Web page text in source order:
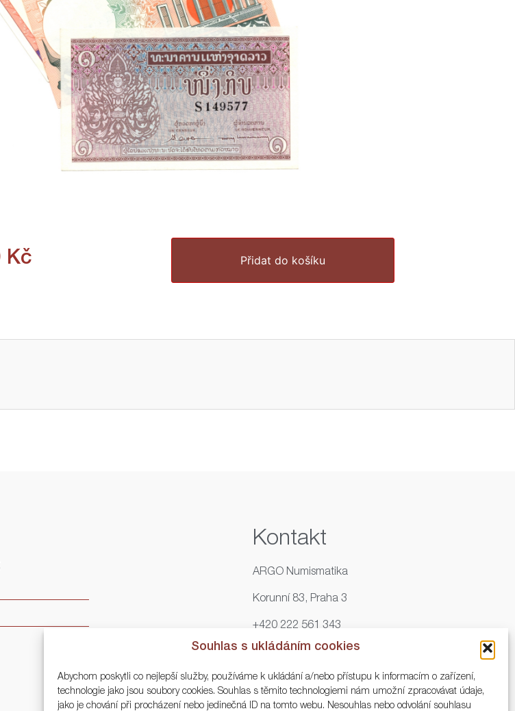
Souhlas s ukládáním cookies
Abychom poskytli co nejlepší služby, používáme k ukládání a/nebo přístupu k informacím o zařízení,
technologie jako jsou soubory cookies. Souhlas s těmito technologiemi nám umožní zpracovávat údaje,
jako je chování při procházení nebo jedinečná ID na tomto webu. Nesouhlas nebo odvolání souhlasu
Kč Přidat do košíku
Kontakt
ARGO Numismatika
Korunní 83, Praha 3
+420 222 561 343
+420 773 025 117
info@numisargo.com